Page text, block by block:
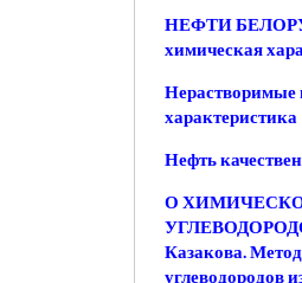
НЕФТИ
химическая
Нерастворимые
характеристика
Нефть
О
Казакова.
углеводородов